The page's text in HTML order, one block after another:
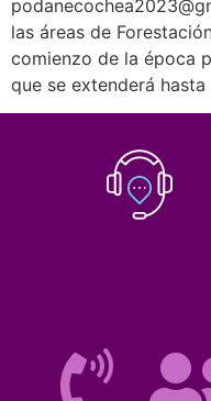
las áreas de
comienzo de la época
que se extenderá